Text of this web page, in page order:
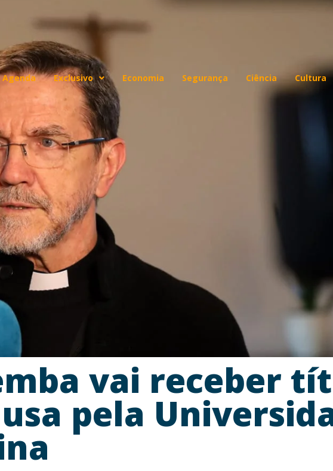
Agenda Exclusivo Economia Segurança Ciência Cultura
vai receber
pela